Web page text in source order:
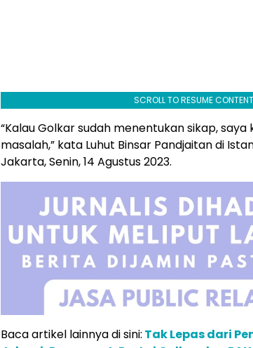
SCROLL TO RESUME CONTENT
“Kalau Golkar sudah menentukan sikap, saya
masalah,” kata Luhut Binsar Pandjaitan di
Jakarta, Senin, 14 Agustus 2023.
Baca artikel lainnya di sini: Tak Lepas dari